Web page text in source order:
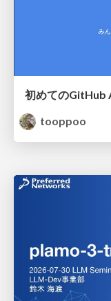
初めてのGitHub
tooppoo